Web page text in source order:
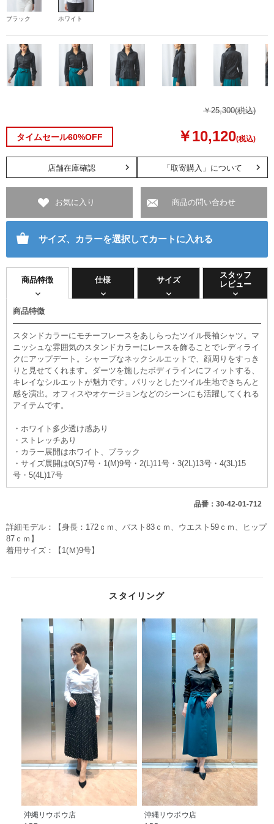
ブラック ホワイト
￥25,300(税込)
タイムセール60%OFF ￥10,120(税込)
「取寄購入」について
店舗在庫確認
お気に入り 商品の問い合わせ
サイズ、カラーを選択してカートに入れる
商品特徴 仕様 サイズ
スタッフ
レビュー
商品特徴
スタンドカラーにモチーフレースをあしらったツイル長袖シャツ。マ
ニッシュな雰囲気のスタンドカラーにレースを飾ることでレディライ
クにアップデート。シャープなネックシルエットで、顔周りをすっき
りと見せてくれます。ダーツを施したボディラインにフィットする、
キレイなシルエットが魅力です。パリッとしたツイル生地できちんと
感を演出。オフィスやオケージョンなどのシーンにも活躍してくれる
アイテムです。
・ホワイト多少透け感あり
・ストレッチあり
・カラー展開はホワイト、ブラック
・サイズ展開は0(S)7号・1(M)9号・2(L)11号・3(2L)13号・4(3L)15
号・5(4L)17号
品番：30-42-01-712
詳細モデル：【身長：172ｃｍ、バスト83ｃｍ、ウエスト59ｃｍ、ヒップ
87ｃｍ】
着用サイズ：【1(Ｍ)9号】
スタイリング
沖縄リウボウ店
沖縄リウボウ店